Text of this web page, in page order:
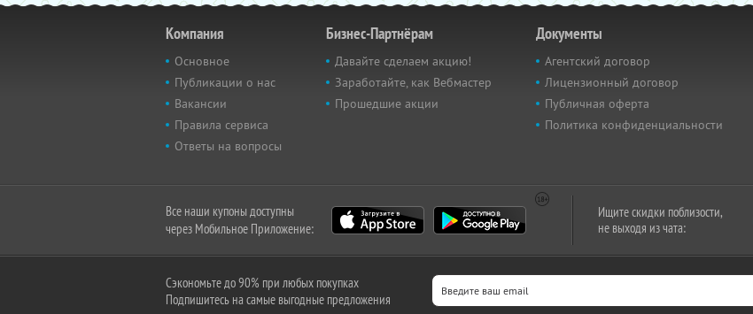
Компания
Основное
Публикации о нас
Вакансии
Правила сервиса
Ответы на вопросы
Бизнес-Партнёрам
Давайте сделаем акцию!
Заработайте, как Вебмастер
Прошедшие акции
Документы
Агентский договор
Лицензионный договор
Публичная оферта
Политика конфиденциальности
Все наши купоны доступны
через Мобильное Приложение:
Ищите скидки поблизости,
не выходя из чата:
Сэкономьте до 90% при любых покупках
Подпишитесь на самые выгодные предложения